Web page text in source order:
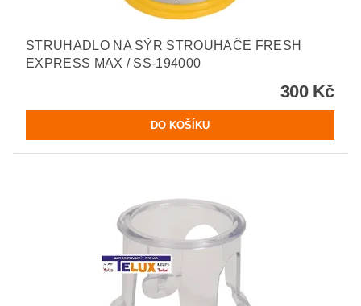
STRUHADLO NA SÝR STROUHAČE FRESH
EXPRESS MAX / SS-194000
300 Kč